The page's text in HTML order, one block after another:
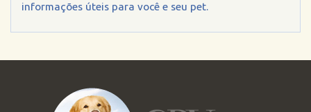
informações úteis para você e seu pet.